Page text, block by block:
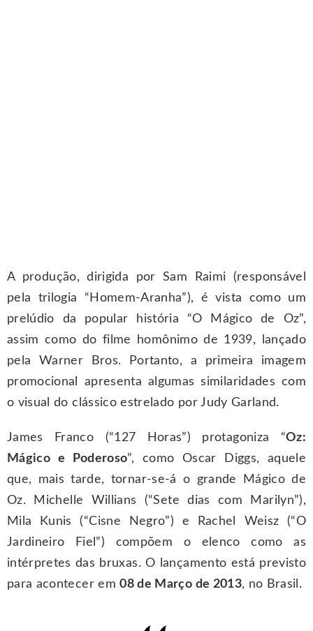
A produção, dirigida por Sam Raimi (responsável
pela trilogia “Homem-Aranha”), é vista como um
prelúdio da popular história “O Mágico de Oz”,
assim como do filme homônimo de 1939, lançado
pela Warner Bros. Portanto, a primeira imagem
promocional apresenta algumas similaridades com
o visual do clássico estrelado por Judy Garland.
James Franco (“127 Horas”) protagoniza “Oz:
Mágico e Poderoso”, como Oscar Diggs, aquele
que, mais tarde, tornar-se-á o grande Mágico de
Oz. Michelle Willians (“Sete dias com Marilyn”),
Mila Kunis (“Cisne Negro”) e Rachel Weisz (“O
Jardineiro Fiel”) compõem o elenco como as
intérpretes das bruxas. O lançamento está previsto
para acontecer em08 de Março de 2013, no Brasil.